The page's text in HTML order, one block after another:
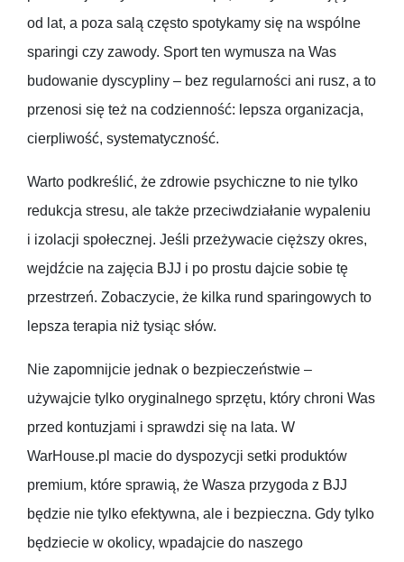
od lat, a poza salą często spotykamy się na wspólne
sparingi czy zawody. Sport ten wymusza na Was
budowanie dyscypliny – bez regularności ani rusz, a to
przenosi się też na codzienność: lepsza organizacja,
cierpliwość, systematyczność.
Warto podkreślić, że zdrowie psychiczne to nie tylko
redukcja stresu, ale także przeciwdziałanie wypaleniu
i izolacji społecznej. Jeśli przeżywacie cięższy okres,
wejdźcie na zajęcia BJJ i po prostu dajcie sobie tę
przestrzeń. Zobaczycie, że kilka rund sparingowych to
lepsza terapia niż tysiąc słów.
Nie zapomnijcie jednak o bezpieczeństwie –
używajcie tylko oryginalnego sprzętu, który chroni Was
przed kontuzjami i sprawdzi się na lata. W
WarHouse.pl macie do dyspozycji setki produktów
premium, które sprawią, że Wasza przygoda z BJJ
będzie nie tylko efektywna, ale i bezpieczna. Gdy tylko
będziecie w okolicy, wpadajcie do naszego